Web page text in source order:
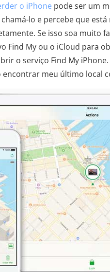
o iPhone pode ser um
lo e percebe que
Se isso soa muito
Find My ou o iCloud para
o serviço Find My
meu último local